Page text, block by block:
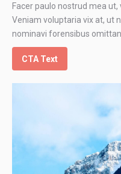
Facer paulo nostrud mea
Veniam voluptaria vix at, ut
nominavi forensibus
CTA Text